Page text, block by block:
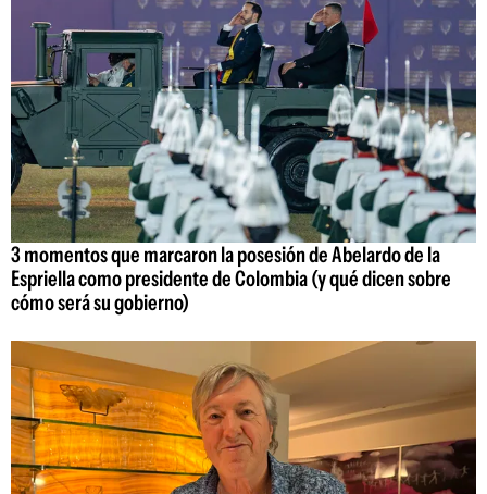
3 momentos que marcaron la posesión de Abelardo de la
Espriella como presidente de Colombia (y qué dicen sobre
cómo será su gobierno)